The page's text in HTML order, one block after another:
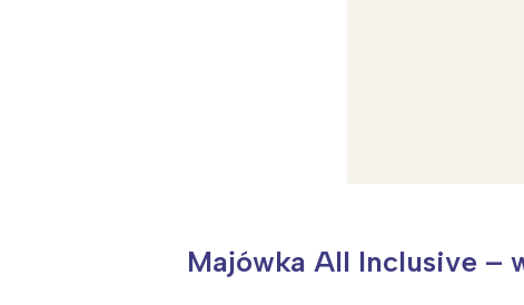
Majówka All Inclusive –